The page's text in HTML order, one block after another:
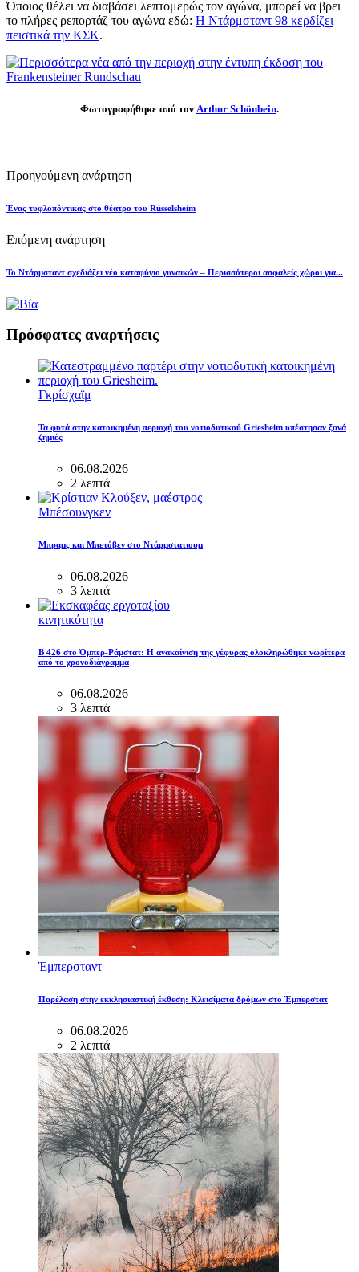
Όποιος θέλει να διαβάσει λεπτομερώς τον αγώνα, μπορεί να βρει
το πλήρες ρεπορτάζ του αγώνα εδώ: Η Ντάρμσταντ 98 κερδίζει
πειστικά την ΚΣΚ.
Φωτογραφήθηκε από τον Arthur Schönbein.
Προηγούμενη ανάρτηση
Ένας τυφλοπόντικας στο θέατρο του Rüsselsheim
Επόμενη ανάρτηση
Το Ντάρμσταντ σχεδιάζει νέο καταφύγιο γυναικών – Περισσότεροι ασφαλείς χώροι για...
Πρόσφατες αναρτήσεις
Γκρίσχαϊμ
Τα φυτά στην κατοικημένη περιοχή του νοτιοδυτικού Griesheim υπέστησαν ξανά
ζημιές
06.08.2026
2 λεπτά
Μπέσουνγκεν
Μπραμς και Μπετόβεν στο Ντάρμστατιουμ
06.08.2026
3 λεπτά
κινητικότητα
B 426 στο Όμπερ-Ράμστατ: Η ανακαίνιση της γέφυρας ολοκληρώθηκε νωρίτερα
από το χρονοδιάγραμμα
06.08.2026
3 λεπτά
Έμπερσταντ
Παρέλαση στην εκκλησιαστική έκθεση: Κλεισίματα δρόμων στο Έμπερστατ
06.08.2026
2 λεπτά